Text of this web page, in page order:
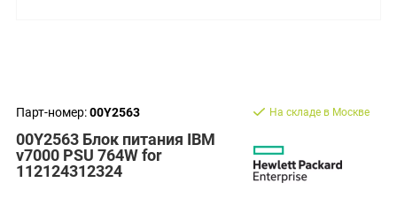
Парт-номер:00Y2563
00Y2563 Блок питания IBM
v7000 PSU 764W for
112124312324
На складе в Москве